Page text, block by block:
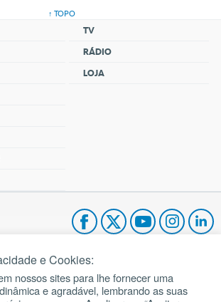
↑ TOPO
TV
RÁDIO
LOJA
João Paulo II
de Oração
e Cookies:
nossos sites para lhe fornecer uma
e agradável, lembrando as suas